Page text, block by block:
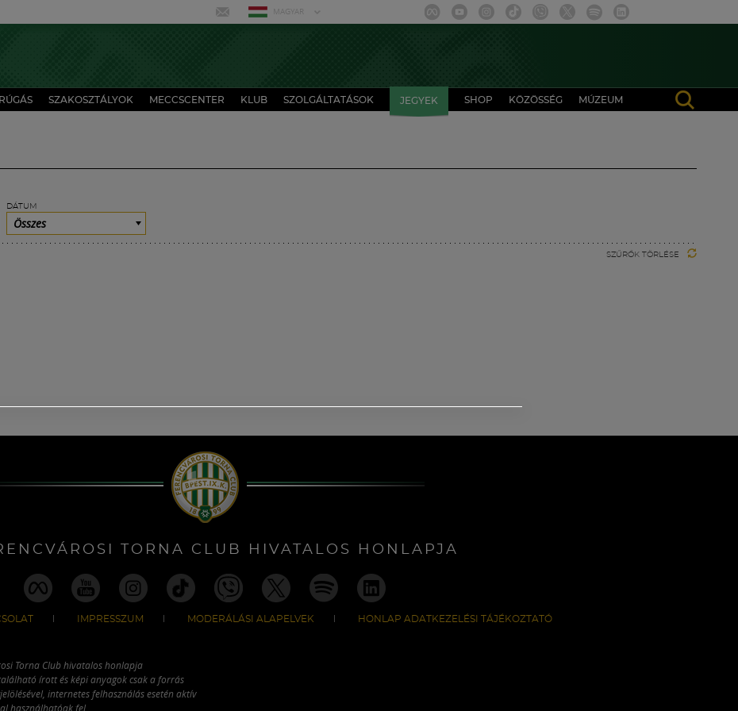
MAGYAR
SZAKOSZTÁLYOK MECCSCENTER KLUB SZOLGÁLTATÁSOK JEGYEK SHOP KÖZÖSSÉG MÚZEUM
DÁTUM
Összes
SZŰRŐK TÖRLÉSE
TORNA CLUB HIVATALOS HONLAPJA
IMPRESSZUM MODERÁLÁSI ALAPELVEK HONLAP ADATKEZELÉSI TÁJÉKOZTATÓ
Torna Club hivatalos honlapja
írott és képi anyagok csak a forrás
internetes felhasználás esetén aktív
használhatóak fel.